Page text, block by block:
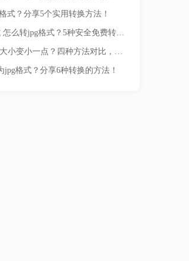
式？分享5个实用转换方法！
png是什么格式 怎么转jpg格式？5种安全免费转换方法全解析！
怎么把pdf文件大小变小一点？四种方法对比，一看就懂！
jpg格式？分享6种转换的方法！